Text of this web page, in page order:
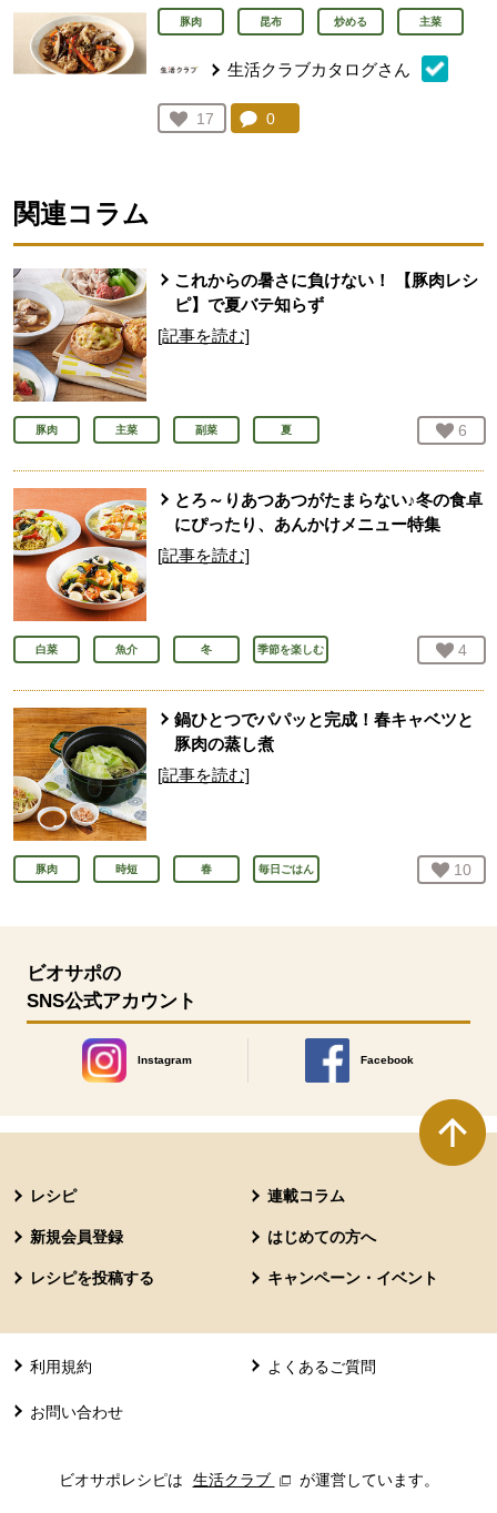
豚肉 昆布 炒める 主菜
生活クラブカタログさん
お気に入り登録：
17
人が登録
コメント：
0
関連コラム
これからの暑さに負けない！ 【豚肉レシ
ピ】で夏バテ知らず
[記事を読む]
豚肉 主菜 副菜 夏 お気
6
とろ～りあつあつがたまらない♪冬の食卓
にぴったり、あんかけメニュー特集
[記事を読む]
白菜 魚介 冬 季節を楽しむ お気
4
鍋ひとつでパパッと完成！春キャベツと
豚肉の蒸し煮
[記事を読む]
豚肉 時短 春 毎日ごはん お気
10
ビオサポの
SNS公式アカウント
Instagram
別のウィンドウで開きます。
Facebook
別のウィンドウで開きます
レシピ 連載コラム
新規会員登録 はじめての方へ
レシピを投稿する キャンペーン・イベント
利用規約 よくあるご質問
お問い合わせ
ビオサポレシピは 生活クラブ 別のウィンドウで開きます。
が運営しています。